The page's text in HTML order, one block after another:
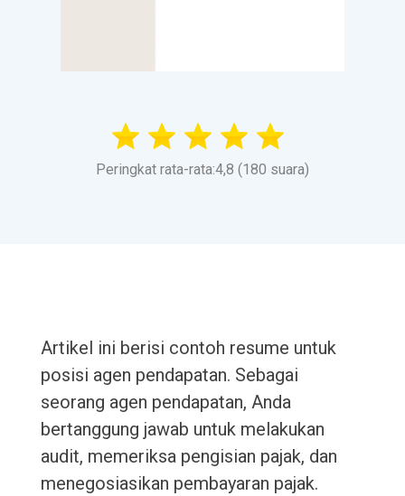
Peringkat rata-rata:4,8 (180 suara)
Artikel ini berisi contoh resume untuk
posisi agen pendapatan. Sebagai
seorang agen pendapatan, Anda
bertanggung jawab untuk melakukan
audit, memeriksa pengisian pajak, dan
menegosiasikan pembayaran pajak.